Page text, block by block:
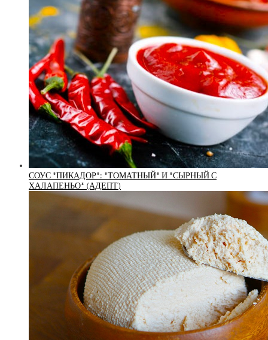
СОУС *ПИКАДОР*: *ТОМАТНЫЙ* И *СЫРНЫЙ С
ХАЛАПЕНЬО* (АДЕПТ)